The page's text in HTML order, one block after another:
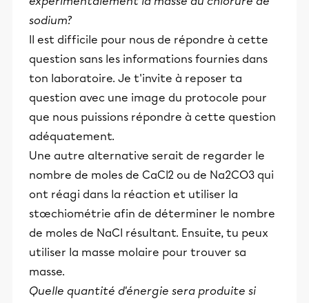
sodium?
Il est difficile pour nous de répondre à cette
question sans les informations fournies dans
ton laboratoire. Je t'invite à reposer ta
question avec une image du protocole pour
que nous puissions répondre à cette question
adéquatement.
Une autre alternative serait de regarder le
nombre de moles de CaCl2 ou de Na2CO3 qui
ont réagi dans la réaction et utiliser la
stœchiométrie afin de déterminer le nombre
de moles de NaCl résultant. Ensuite, tu peux
utiliser la masse molaire pour trouver sa
masse.
Quelle quantité d'énergie sera produite si